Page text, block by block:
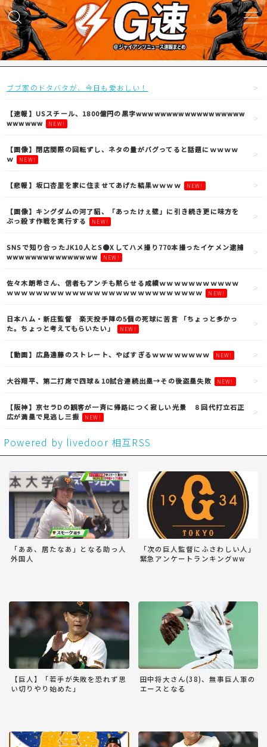
MENU
得点映像
試合結果
ニュース
ブブ家のドタバタが、今日も愛おしい！
【速報】USスチール、1800億円の黒字wwwwwwwwwwwwwwwwww
wwwwww
NEW!
【画像】閉店間際の回転ずし、ネタの量がバグってると話題にｗｗｗｗ
ｗ
NEW!
【悲報】坂口杏里を家に住ませてあげた結果ｗｗｗｗ NEW!
【画像】キングダムの河了貂、「あったけぇ壁」に引き続き更に味方を
ぶっ殺す作戦を実行する
NEW!
SNSで知り合ったJK10人とS●Xしてハメ撮り770本撮ったイケメン逮捕
wwwwwwwwwwwwwww
NEW!
佐々木朗希さん、信者もアンチも黙らせる成績ｗｗｗｗｗｗｗｗｗｗｗ
ｗｗｗｗｗｗｗｗｗｗｗｗｗｗｗｗｗｗｗｗｗｗｗｗｗｗｗ
NEW!
日本ハム・新庄監督 楽天投手陣の5個の死球に苦言 「ちょっと多かっ
た。ちょっと考えてもらいたい」
NEW!
【動画】広島遠藤のストレート、やばすぎるｗｗｗｗｗｗｗｗ NEW!
大谷翔平、第二打席で四球＆10試合連続出塁→その後盗塁失敗 NEW!
【阪神】京セラDの観客が一斉に帰路につく寂しい光景 ８回代打立石正
広が満塁で見逃し三振
NEW!
Powered by livedoor 相互RSS
「ああ、居たなあ」となる助っ人
外国人
「次の巨人監督にふさわしい人」
緊急アンケートランキングww
【巨人】「若手が失敗を恐れず思
い切りやり始めた」
田中将大さん(38)、無事巨人軍の
エースとなる